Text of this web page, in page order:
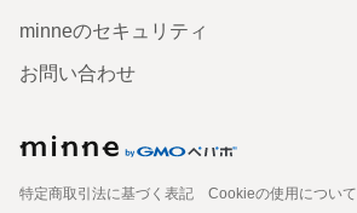
minneのセキュリティ
お問い合わせ
特定商取引法に基づく表記
Cookieの使用について